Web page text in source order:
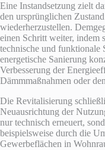
Eine Instandsetzung zielt
den ursprünglichen
wiederherzustellen.
einen Schritt weiter, indem
technische und funktionale
energetische Sanierung
Verbesserung der
Dämmmaßnahmen oder
Die Revitalisierung
Neuausrichtung der
nur technisch erneuert,
beispielsweise durch die
Gewerbeflächen in